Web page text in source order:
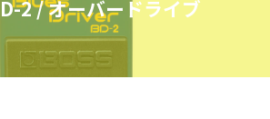
2 / オーバードライブ